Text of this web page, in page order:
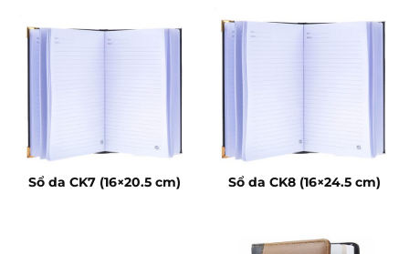
Sổ da CK7 (16×20.5 cm) Sổ da CK8 (16×24.5 cm)